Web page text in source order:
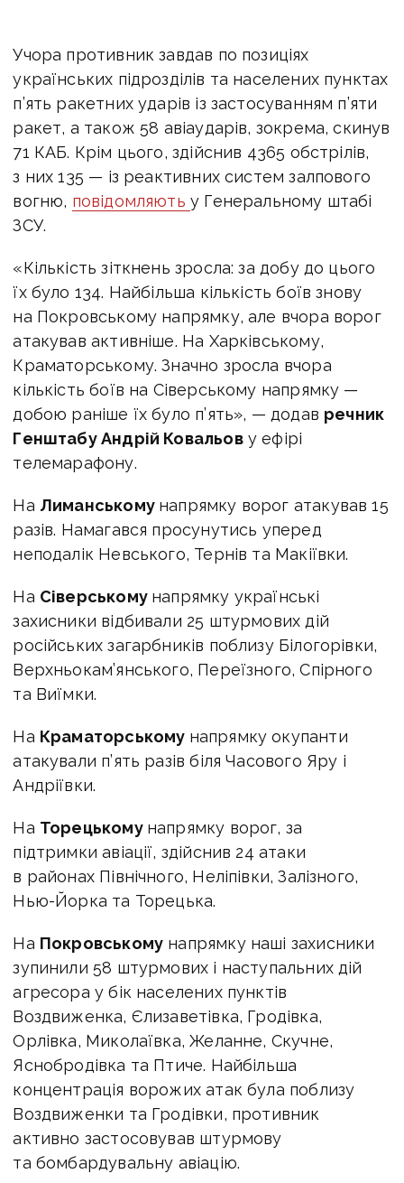
Учора противник завдав по позиціях
українських підрозділів та населених пунктах
п’ять ракетних ударів із застосуванням п’яти
ракет, а також 58 авіаударів, зокрема, скинув
71 КАБ. Крім цього, здійснив 4365 обстрілів,
з них 135 — із реактивних систем залпового
вогню, повідомляють у Генеральному штабі
ЗСУ.
«Кількість зіткнень зросла: за добу до цього
їх було 134. Найбільша кількість боїв знову
на Покровському напрямку, але вчора ворог
атакував активніше. На Харківському,
Краматорському. Значно зросла вчора
кількість боїв на Сіверському напрямку —
добою раніше їх було п’ять», — додав речник
Генштабу Андрій Ковальову ефірі
телемарафону.
На Лиманському напрямку ворог атакував 15
разів. Намагався просунутись уперед
неподалік Невського, Тернів та Макіївки.
На Сіверському напрямку українські
захисники відбивали 25 штурмових дій
російських загарбників поблизу Білогорівки,
Верхньокам’янського, Переїзного, Спірного
та Виїмки.
На Краматорському напрямку окупанти
атакували п’ять разів біля Часового Яру і
Андріївки.
На Торецькому напрямку ворог, за
підтримки авіації, здійснив 24 атаки
в районах Північного, Неліпівки, Залізного,
Нью-Йорка та Торецька.
На Покровському напрямку наші захисники
зупинили 58 штурмових і наступальних дій
агресора у бік населених пунктів
Воздвиженка, Єлизаветівка, Гродівка,
Орлівка, Миколаївка, Желанне, Скучне,
Яснобродівка та Птиче. Найбільша
концентрація ворожих атак була поблизу
Воздвиженки та Гродівки, противник
активно застосовував штурмову
та бомбардувальну авіацію.